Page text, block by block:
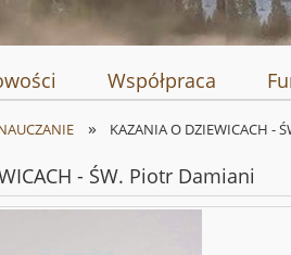
Współpraca
» KAZANIA O DZIEWICACH -
- ŚW. Piotr Damiani